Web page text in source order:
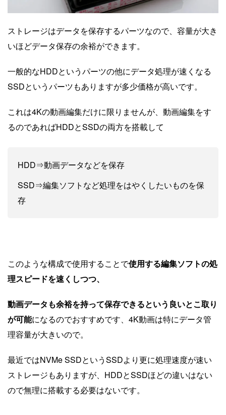
ストレージはデータを保存するパーツなので、容量が大き
いほどデータ保存の余裕ができます。
一般的なHDDというパーツの他にデータ処理が速くなる
SSDというパーツもありますが多少価格が高いです。
これは4Kの動画編集だけに限りませんが、動画編集をす
るのであればHDDとSSDの両方を搭載して
HDD⇒動画データなどを保存
SSD⇒編集ソフトなど処理をはやくしたいものを保
存
このような構成で使用することで使用する編集ソフトの処
理スピードを速くしつつ、
動画データも余裕を持って保存できるという良いとこ取り
が可能になるのでおすすめです、4K動画は特にデータ管
理容量が大きいので。
最近ではNVMe SSDというSSDより更に処理速度が速い
ストレージもありますが、HDDとSSDほどの違いはない
ので無理に搭載する必要はないです。